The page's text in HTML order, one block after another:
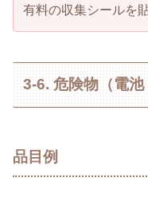
有料の収集シールを
3-6. 危険物（電池
品目例